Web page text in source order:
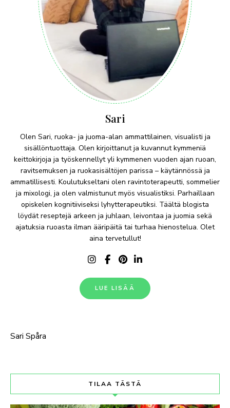
Sari
Olen Sari, ruoka- ja juoma-alan ammattilainen, visualisti ja
sisällöntuottaja. Olen kirjoittanut ja kuvannut kymmeniä
keittokirjoja ja työskennellyt yli kymmenen vuoden ajan ruoan,
ravitsemuksen ja ruokasisältöjen parissa – käytännössä ja
ammatillisesti. Koulutukseltani olen ravintoterapeutti, sommelier
ja mixologi, ja olen valmistunut myös visualistiksi. Parhaillaan
opiskelen kognitiiviseksi lyhytterapeutiksi. Täältä blogista
löydät reseptejä arkeen ja juhlaan, leivontaa ja juomia sekä
ajatuksia ruoasta ilman ääripäitä tai turhaa hienostelua. Olet
aina tervetullut!
LUE LISÄÄ
Sari Spåra
TILAA TÄSTÄ